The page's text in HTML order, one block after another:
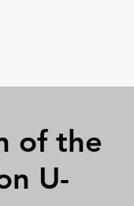
of the
U-